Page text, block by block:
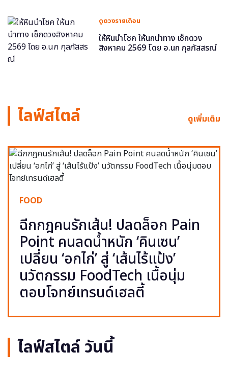
ดูดวงรายเดือน
ให้หินนำโชค ให้นกนำทาง เช็กดวง
สิงหาคม 2569 โดย อ.นก กุลภัสสรณ์
ไลฟ์สไตล์ ดูเพิ่มเติม
FOOD
ฉีกกฎคนรักเส้น! ปลดล็อก Pain
Point คนลดน้ำหนัก ‘คินเซน’
เปลี่ยน ‘อกไก่’ สู่ ‘เส้นไร้แป้ง’
นวัตกรรม FoodTech เนื้อนุ่ม
ตอบโจทย์เทรนด์เฮลตี้
ไลฟ์สไตล์ วันนี้